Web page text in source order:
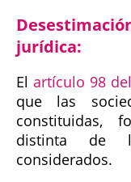
jurídica:
El artículo 98
que las
constituidas,
distinta de
considerados.